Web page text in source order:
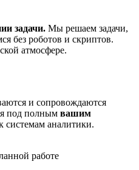
задачи. Мы решаем задачи,
без роботов и скриптов.
атмосфере.
и сопровождаются
под полным вашим
системам аналитики.
работе